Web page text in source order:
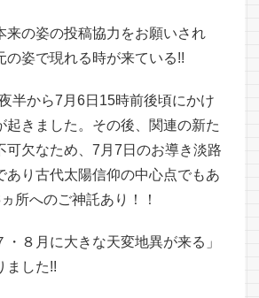
来の姿の投稿協力をお願いされ
の姿で現れる時が来ている!!
半から7月6日15時前後頃にかけ
起きました。その後、関連の新た
可欠なため、7月7日のお導き淡路
あり古代太陽信仰の中心点でもあ
所へのご神託あり！！
・８月に大きな天変地異が来る」
ました!!